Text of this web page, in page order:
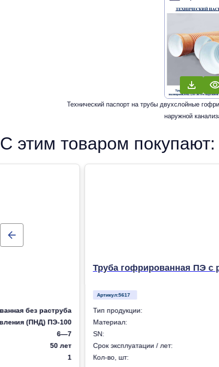
Технический паспорт на трубы двухслойные
наружной
С этим товаром покупают:
без раструба
(ПНД) ПЭ-100
6—7
50 лет
1
Труба гофрированная ПЭ с
Артикул:5617
Тип продукции:
Материал:
SN:
Срок эксплуатации / лет:
Кол-во, шт: